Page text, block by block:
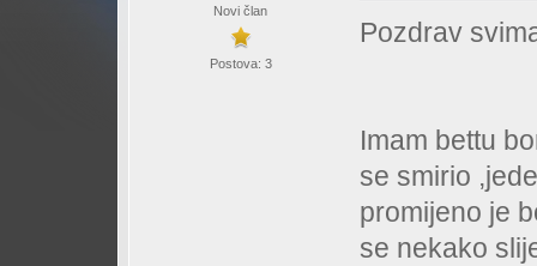
Novi član
Postova: 3
Pozdrav
Imam bettu
se smirio
promijeno je
se nekako